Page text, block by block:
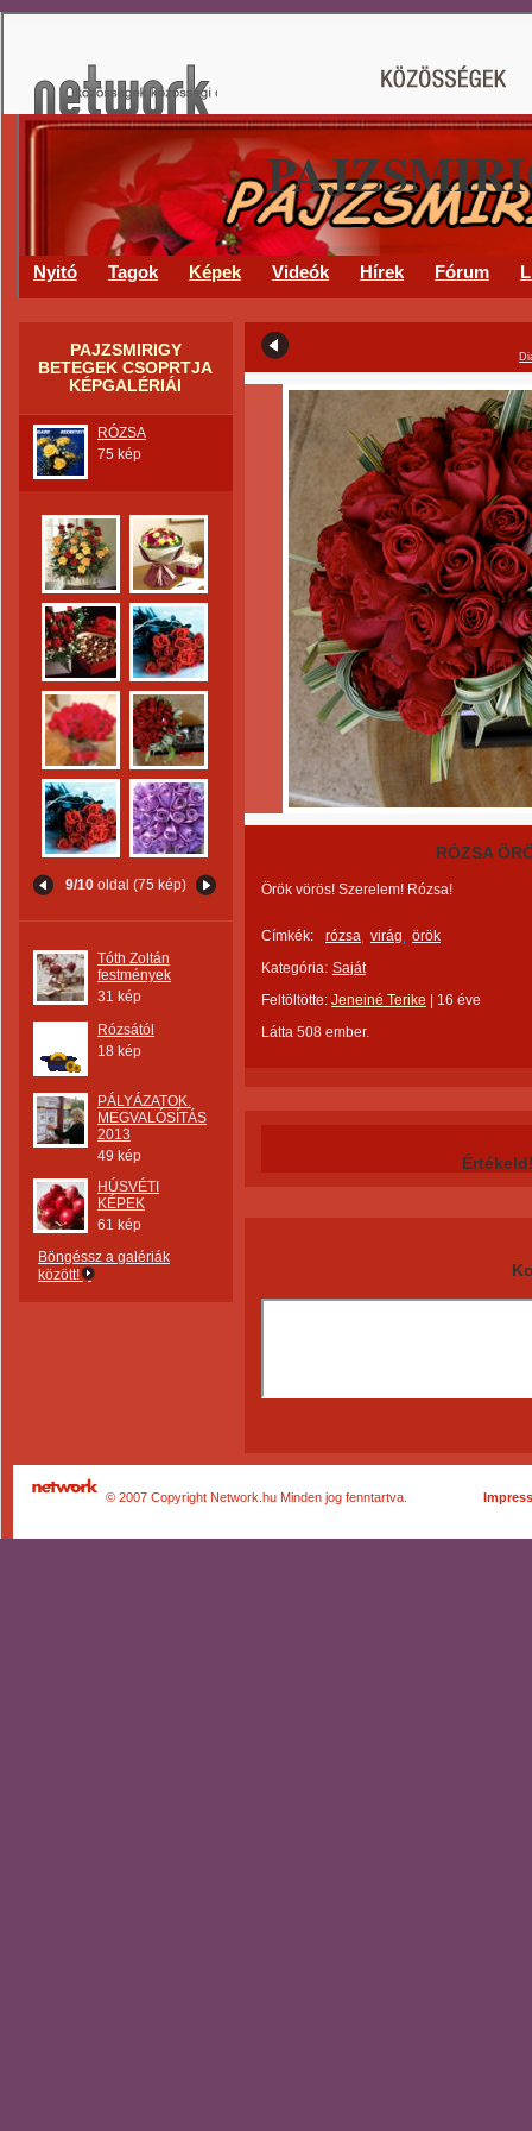
Nyitó Tagok Képek Videók Hírek Fórum
PAJZSMIRIGY
BETEGEK CSOPRTJA
KÉPGALÉRIÁI
RÓZSA
75 kép
9/10 oldal (75 kép)
Tóth Zoltán
festmények
31 kép
Rózsától
18 kép
PÁLYÁZATOK.
MEGVALÓSÍTÁS
2013
49 kép
HÚSVÉTI
KÉPEK
61 kép
Böngéssz a galériák
között!
RÓZSA
Örök vörös! Szerelem! Rózsa!
Címkék: rózsa virág
örök
Kategória: Saját
Feltöltötte: Jeneiné Terike
16 éve
Látta 508 ember.
© 2007 Copyright Network.hu Minden jog fenntartva.